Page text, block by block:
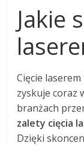
Jakie
Cięcie
zyskuje coraz
branżach
zalety cięcia
Dzięki